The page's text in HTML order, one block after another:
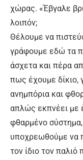
χώρας. «Έβγαλε
λοιπόν;
Θέλουμε να
γράφουμε εδώ τα
άσχετα και πέρα
πως έχουμε δίκιο,
ανημπόρια και
απλώς εκπνέει με
φθαρμένο
υποχρεωθούμε να
τον ίδιο τον παλιό